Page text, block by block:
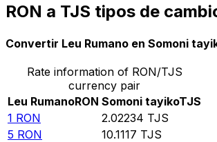
RON a TJS tipos de
Convertir Leu Rumano en Somoni
Rate information of RON/TJS
currency pair
Leu RumanoRON Somoni tayikoTJS
1 RON 2.02234 TJS
5 RON 10.1117 TJS